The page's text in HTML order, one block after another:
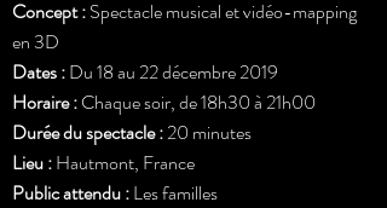
Concept :Spectacle musical et vidéo-mapping
en 3D
Dates :Du 18 au 22 décembre 2019
Horaire :Chaque soir, de 18h30 à 21h00
Durée du spectacle :20 minutes
Lieu :Hautmont, France
Public attendu :Les familles